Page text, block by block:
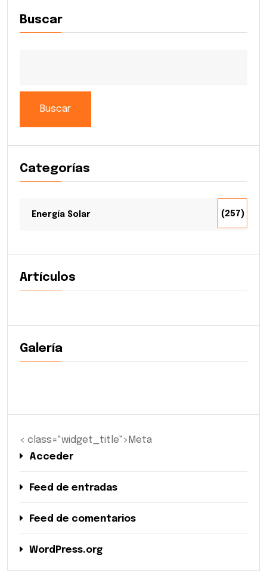
Buscar
Buscar
Categorías
Energía Solar (257)
Artículos
Galería
< class="widget_title">Meta
Acceder
Feed de entradas
Feed de comentarios
WordPress.org